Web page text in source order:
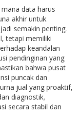
data harus
akhir untuk
semakin penting.
tetapi memiliki
keandalan
pendinginan yang
bahwa pusat
puncak dan
jual yang proaktif,
diagnostik,
secara stabil dan